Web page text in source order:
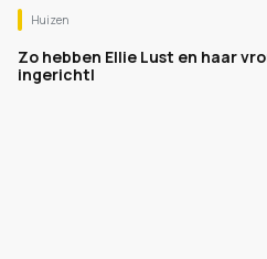
Huizen
Zo hebben Ellie Lust en haar
ingerichtl